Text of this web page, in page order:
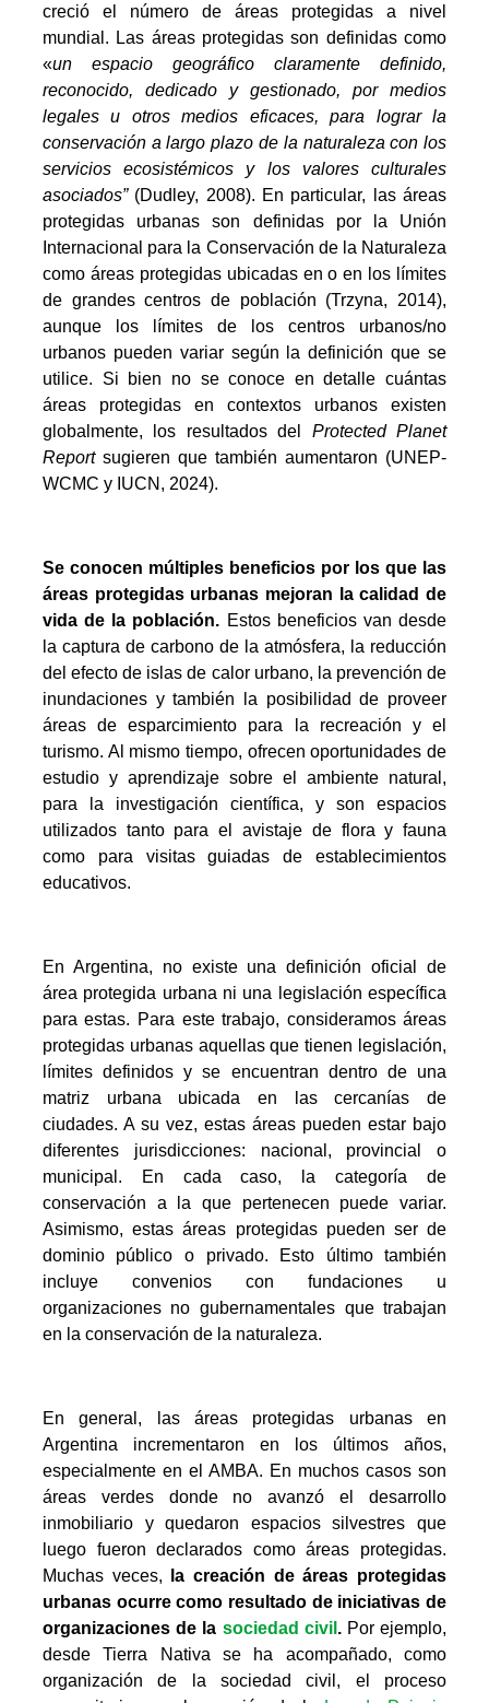
creció el número de áreas protegidas a nivel
mundial. Las áreas protegidas son definidas como
«un espacio geográfico claramente definido,
reconocido, dedicado y gestionado, por medios
legales u otros medios eficaces, para lograr la
conservación a largo plazo de la naturaleza con los
servicios ecosistémicos y los valores culturales
asociados”(Dudley, 2008). En particular, las áreas
protegidas urbanas son definidas por la Unión
Internacional para la Conservación de la Naturaleza
como áreas protegidas ubicadas en o en los límites
de grandes centros de población (Trzyna, 2014),
aunque los límites de los centros urbanos/no
urbanos pueden variar según la definición que se
utilice. Si bien no se conoce en detalle cuántas
áreas protegidas en contextos urbanos existen
globalmente, los resultados del Protected Planet
Report sugieren que también aumentaron (UNEP-
WCMC y IUCN, 2024).
Se conocen múltiples beneficios por los que las
áreas protegidas urbanas mejoran la calidad de
vida de la población. Estos beneficios van desde
la captura de carbono de la atmósfera, la reducción
del efecto de islas de calor urbano, la prevención de
inundaciones y también la posibilidad de proveer
áreas de esparcimiento para la recreación y el
turismo. Al mismo tiempo, ofrecen oportunidades de
estudio y aprendizaje sobre el ambiente natural,
para la investigación científica, y son espacios
utilizados tanto para el avistaje de flora y fauna
como para visitas guiadas de establecimientos
educativos.
En Argentina, no existe una definición oficial de
área protegida urbana ni una legislación específica
para estas. Para este trabajo, consideramos áreas
protegidas urbanas aquellas que tienen legislación,
límites definidos y se encuentran dentro de una
matriz urbana ubicada en las cercanías de
ciudades. A su vez, estas áreas pueden estar bajo
diferentes jurisdicciones: nacional, provincial o
municipal. En cada caso, la categoría de
conservación a la que pertenecen puede variar.
Asimismo, estas áreas protegidas pueden ser de
dominio público o privado. Esto último también
incluye convenios con fundaciones u
organizaciones no gubernamentales que trabajan
en la conservación de la naturaleza.
En general, las áreas protegidas urbanas en
Argentina incrementaron en los últimos años,
especialmente en el AMBA. En muchos casos son
áreas verdes donde no avanzó el desarrollo
inmobiliario y quedaron espacios silvestres que
luego fueron declarados como áreas protegidas.
Muchas veces, la creación de áreas protegidas
urbanas ocurre como resultado de iniciativas de
organizaciones de la sociedad civil .Por ejemplo,
desde Tierra Nativa se ha acompañado, como
organización de la sociedad civil, el proceso